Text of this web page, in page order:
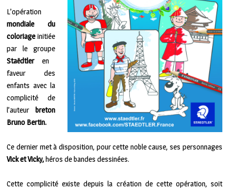
L’opération
mondiale du
coloriageinitiée
par le groupe
Staëdtler en
faveur des
enfants avec la
complicité de
l’auteur breton
Bruno Bertin.
Ce dernier met à disposition, pour cette noble cause, ses personnages
Vick et Vicky,héros de bandes dessinées.
Cette complicité existe depuis la création de cette opération, soit